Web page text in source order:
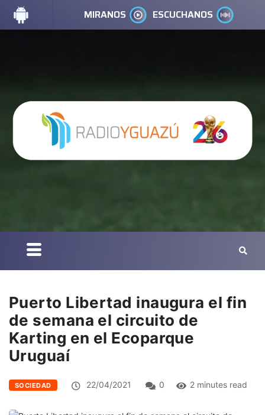
MIRANOS ESCUCHANOS
Puerto Libertad inaugura el fin
de semana el circuito de
Karting en el Ecoparque
Uruguaí
SOCIEDAD 22/04/2021 0 2 minutes read